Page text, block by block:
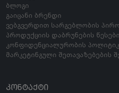
ბლოგი
გაიცანი ბრენდი
ვებგვერდით სარგებლობის
პროდუქციის დაბრუნების
კონფიდენციალურობის
მარკეტინგული შეთავაზებების
ᲙᲝᲜᲢᲐᲥᲢᲘ